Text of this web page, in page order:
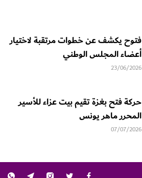
فتوح يكشف عن خطوات مرتقبة لاختيار
أعضاء المجلس الوطني
23/06/2026
حركة فتح بغزة تقيم بيت عزاء للأسير
المحرر ماهر يونس
07/07/2026